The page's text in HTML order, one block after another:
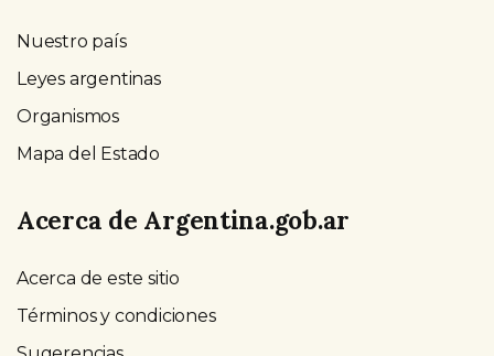
Nuestro país
Leyes argentinas
Organismos
Mapa del Estado
Acerca de Argentina.gob.ar
Acerca de este sitio
Términos y condiciones